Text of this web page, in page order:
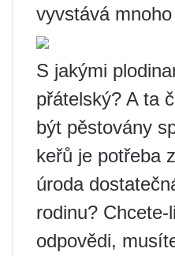
vyvstává
S jakými
přátelský? A ta
být pěstovány
keřů je potřeba
úroda
rodinu?
odpovědi,